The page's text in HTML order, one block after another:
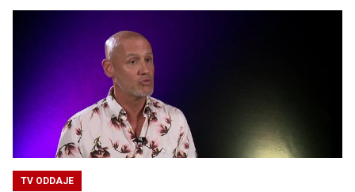
TV ODDAJE